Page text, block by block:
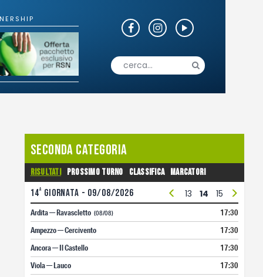
Fotogallery
Seconda Categoria
Risultati Prossimo turno Classifica Marcatori
14a giornata - 09/08/2026
3 4 5 6 7 8 9 12 13 14 15 16
< >
Ardita — Ravascletto (08/08)
17:30
Ampezzo — Cercivento
17:30
Ancora — Il Castello
17:30
Viola — Lauco
17:30